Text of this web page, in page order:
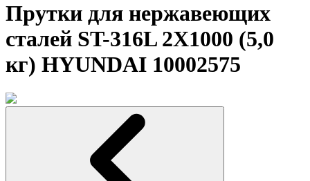
Прутки для нержавеющих
сталей ST-316L 2Х1000 (5,0
кг) HYUNDAI 10002575